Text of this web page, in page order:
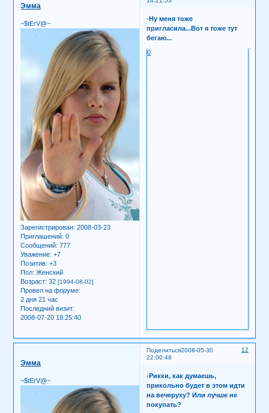
Эмма
~$tErV@~
Зарегистрирован: 2008-03-23
Приглашений: 0
Сообщений: 777
Уважение: +7
Позитив: +3
Пол: Женский
Возраст: 32[1994-08-02]
Провел на форуме:
2 дня 21 час
Последний визит:
2008-07-20 18:25:40
-Ну меня тоже
пригласила...Вот я тоже тут
бегаю...
0
Поделиться 12
2008-05-30
22:00:48
Эмма
~$tErV@~
-Рикки, как думаешь,
прикольно будет в этом идти
на вечеруху? Или лучше не
покупать?